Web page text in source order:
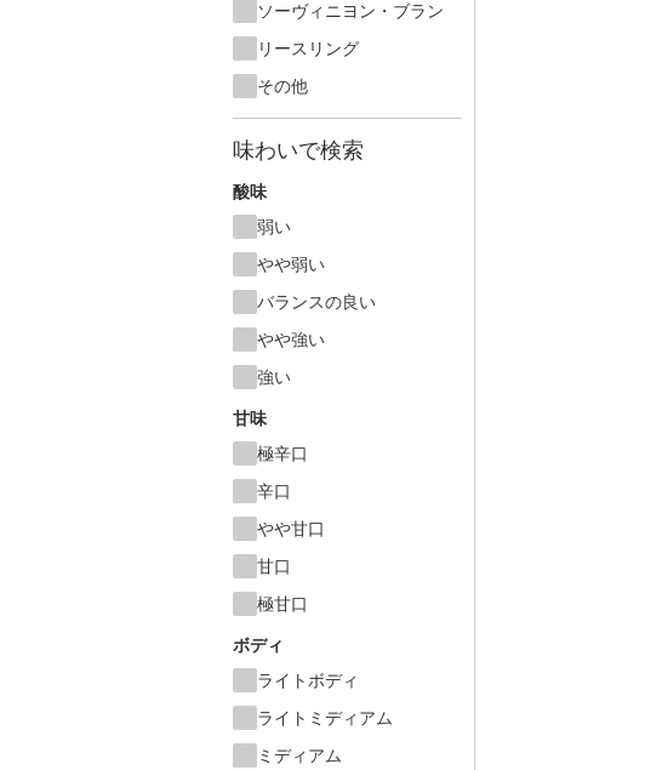
ソーヴィニヨン・ブラン
リースリング
その他
味わいで検索
酸味
弱い
やや弱い
バランスの良い
やや強い
強い
甘味
極辛口
辛口
やや甘口
甘口
極甘口
ボディ
ライトボディ
ライトミディアム
ミディアム